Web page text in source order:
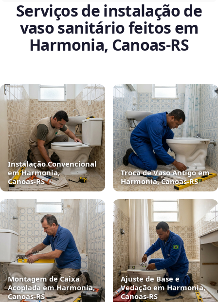
Serviços de instalação de
vaso sanitário feitos em
Harmonia, Canoas‑RS
Instalação Convencional
em Harmonia,
Canoas‑RS
Troca de Vaso Antigo em
Harmonia, Canoas‑RS
Montagem de Caixa
Acoplada em Harmonia,
Canoas‑RS
Ajuste de Base e
Vedação em Harmonia,
Canoas‑RS